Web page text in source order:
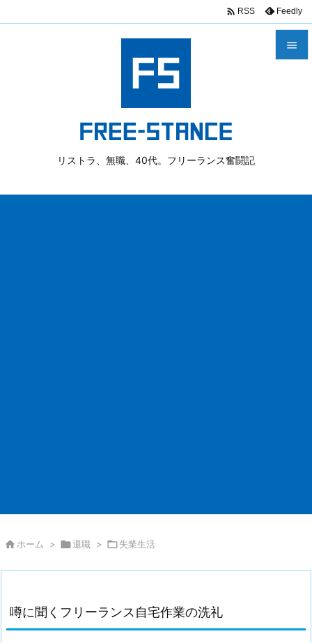
リストラ、無職、40代。フリーランス奮闘記

次へ
 RSS Feedly
 ホーム > 退職 > 失業生活
噂に聞くフリーランス自宅作業の洗礼